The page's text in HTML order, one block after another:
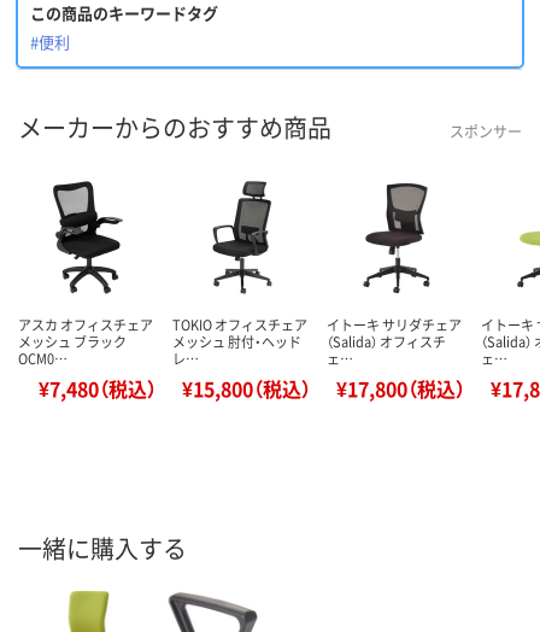
この商品のキーワードタグ
#便利
メーカーからのおすすめ商品 スポンサー
アスカ オフィスチェア
メッシュ ブラック
OCM0…
¥7,480（税込）
TOKIO オフィスチェア
メッシュ 肘付・ヘッド
レ…
¥15,800（税込）
イトーキ サリダチェア
（Salida） オフィスチ
ェ…
¥17,800（税込）
イトーキ
（Salida
ェ…
一緒に購入する